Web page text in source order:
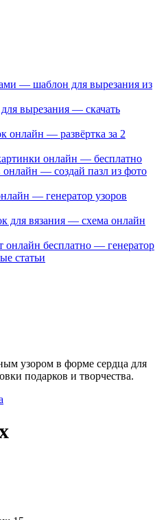
— шаблон для вырезания из
вырезания — скачать
онлайн — развёртка за 2
онлайн — бесплатно
онлайн — создай пазл из фото
— генератор узоров
для вязания — схема онлайн
онлайн бесплатно — генератор
статьи
узором в форме сердца для
подарков и творчества.